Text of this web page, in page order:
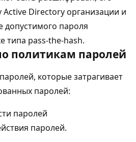
Active Directory организации и
допустимого пароля
типа pass-the-hash.
политикам паролей
которые затрагивает
паролей:
паролей
паролей.